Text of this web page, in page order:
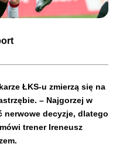
ŁKS-u zmierzą się na
– Najgorzej w
nerwowe decyzje, dlatego
trener Ireneusz